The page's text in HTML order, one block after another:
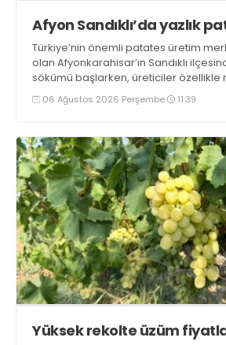
Afyon Sandıklı’da yazlık
Türkiye’nin önemli patates üretim
olan Afyonkarahisar’ın Sandıklı
sökümü başlarken, üreticiler özellikle
yaklaşık 2 ay olması ve rengi
Sandıklı patatesinin daha fazla tercih
06 Ağustos 2026 Perşembe 11:39
Yüksek rekolte üzüm